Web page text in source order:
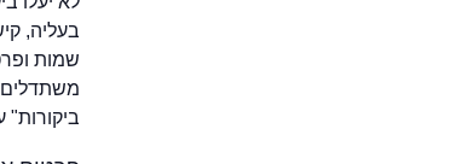
בעליה,
שמות
משתדלים